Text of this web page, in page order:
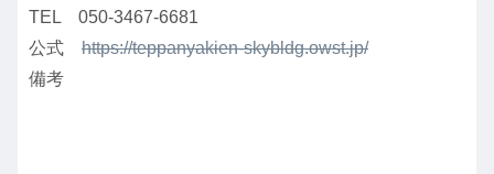
TEL 050-3467-6681
公式 https://teppanyakien-skybldg.owst.jp/
備考